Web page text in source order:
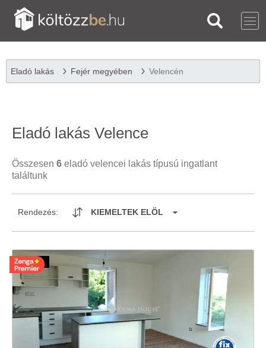
Eladó lakás Fejér megyében Velencén
Eladó lakás Velence
Összesen 6 eladó velencei lakás típusú ingatlant
találtunk
Rendezés: KIEMELTEK ELÖL